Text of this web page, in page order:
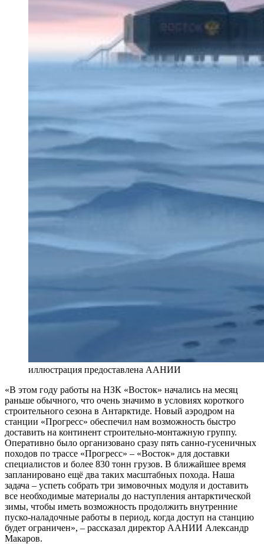
иллюстрация предоставлена ААНИИ
«В этом году работы на НЗК «Восток» начались на месяц
раньше обычного, что очень значимо в условиях короткого
строительного сезона в Антарктиде. Новый аэродром на
станции «Прогресс» обеспечил нам возможность быстро
доставить на континент строительно-монтажную группу.
Оперативно было организовано сразу пять санно-гусеничных
походов по трассе «Прогресс» – «Восток» для доставки
специалистов и более 830 тонн грузов. В ближайшее время
запланировано ещё два таких масштабных похода. Наша
задача – успеть собрать три зимовочных модуля и доставить
все необходимые материалы до наступления антарктической
зимы, чтобы иметь возможность продолжить внутренние
пуско-наладочные работы в период, когда доступ на станцию
будет ограничен», – рассказал директор ААНИИ Александр
Макаров.